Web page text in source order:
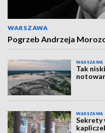
WARSZAWA
Pogrzeb Andrzeja
WARSZAWA
Tak
WARSZAWA
Sekrety